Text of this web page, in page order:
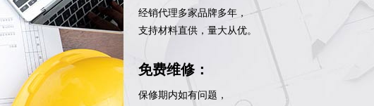
经销代理多家品牌多年，
支持材料直供，量大从优。
免费维修：
保修期内如有问题，